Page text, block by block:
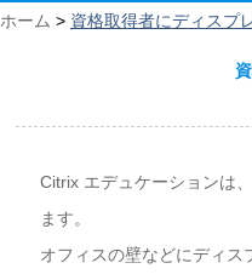
ホーム > 資格取得者にディスプ
Citrix エデュケーションは
ます。
オフィスの壁などにディ